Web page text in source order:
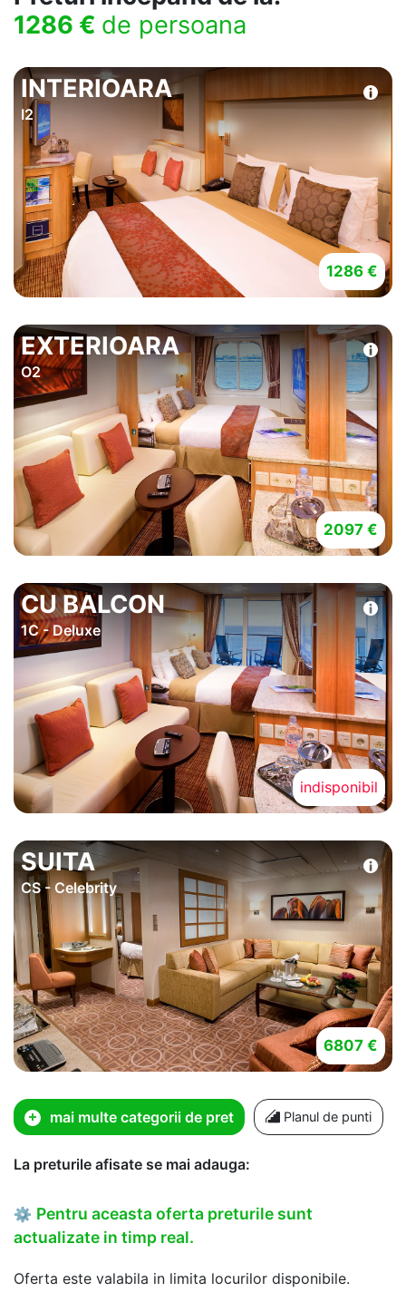
1286 € de persoana
INTERIOARA
I2
1286 €
EXTERIOARA
O2
2097 €
CU BALCON
1C - Deluxe
indisponibil
SUITA
CS - Celebrity
6807 €
mai multe categorii de pret Planul de punti
La preturile afisate se mai adauga:
⚙ Pentru aceasta oferta preturile sunt
actualizate in timp real.
Oferta este valabila in limita locurilor disponibile.